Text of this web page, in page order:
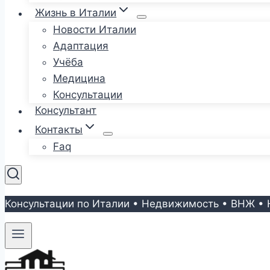
Жизнь в Италии
Новости Италии
Адаптация
Учёба
Медицина
Консультации
Консультант
Контакты
Faq
Консультации по Италии • Недвижимость • ВНЖ •